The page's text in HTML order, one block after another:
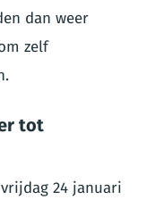
dan weer
zelf
tot
24 januari